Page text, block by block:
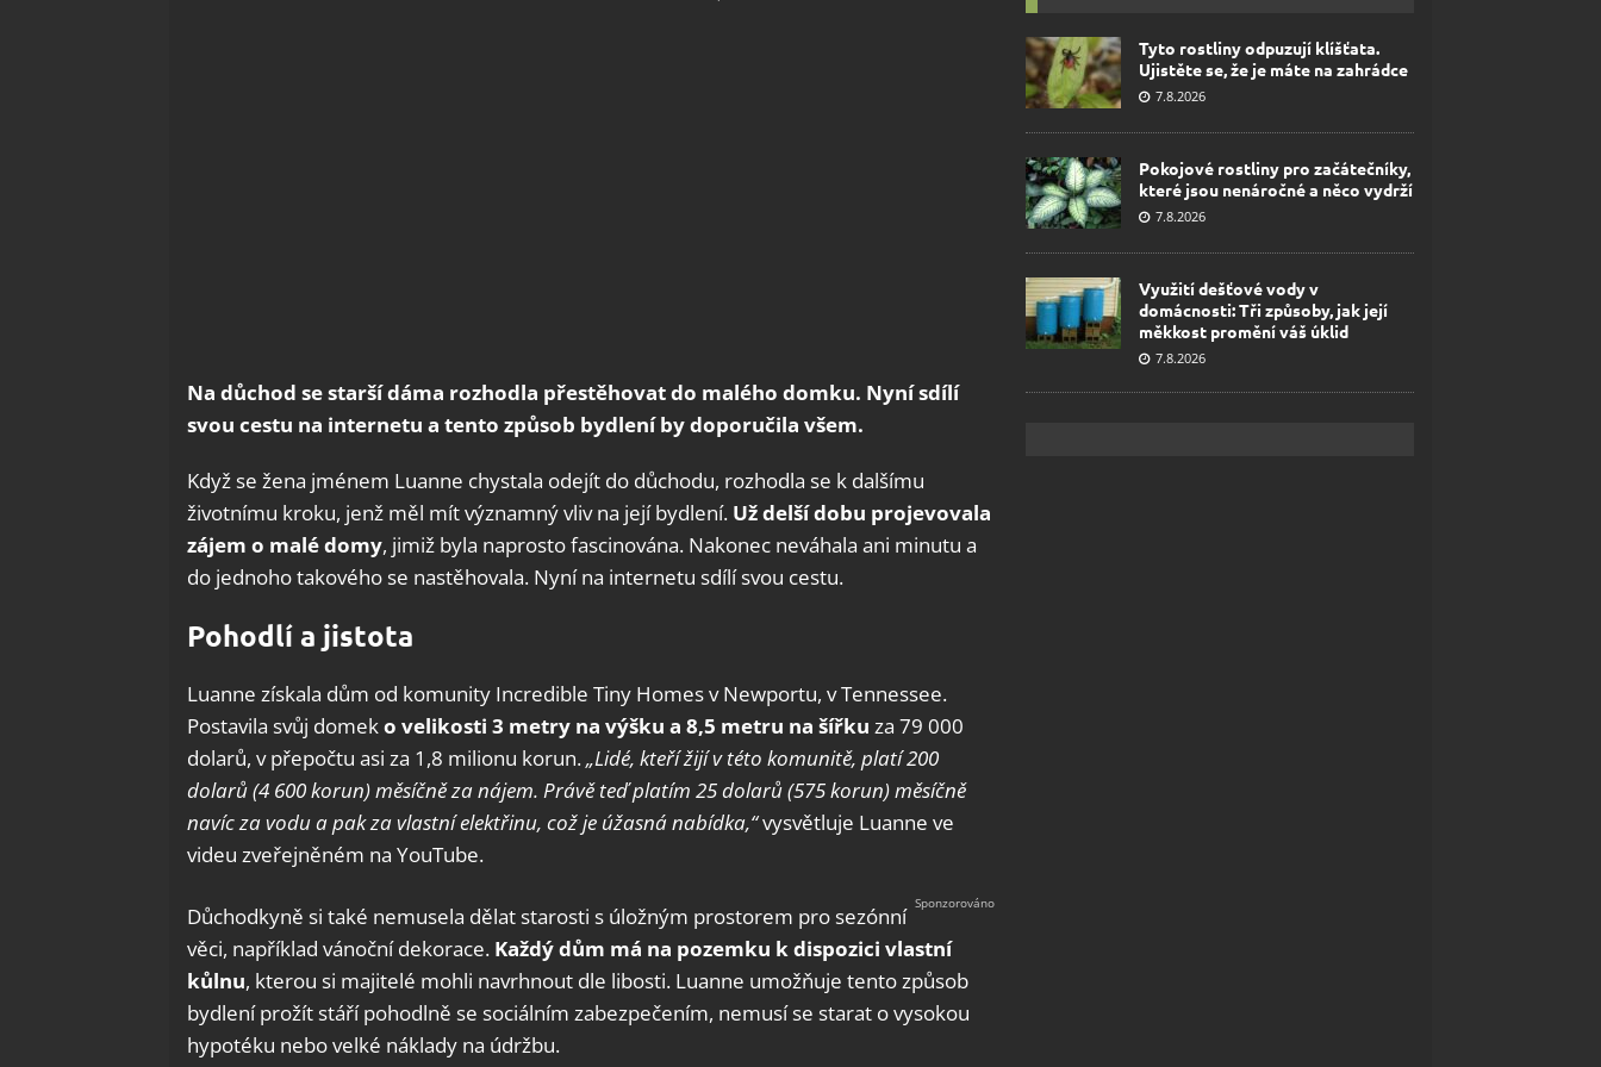
Na důchod se starší dáma rozhodla přestěhovat do malého domku. Nyní sdílí
svou cestu na internetu a tento způsob bydlení by doporučila všem.
Když se žena jménem Luanne chystala odejít do důchodu, rozhodla se k dalšímu
životnímu kroku, jenž měl mít významný vliv na její bydlení. Už delší dobu projevovala
zájem o malé domy, jimiž byla naprosto fascinována. Nakonec neváhala ani minutu a
do jednoho takového se nastěhovala. Nyní na internetu sdílí svou cestu.
Pohodlí a jistota
Luanne získala dům od komunity Incredible Tiny Homes v Newportu, v Tennessee.
Postavila svůj domeko velikosti 3 metry na výšku a 8,5 metru na šířku za 79 000
dolarů, v přepočtu asi za 1,8 milionu korun.„Lidé, kteří žijí v této komunitě, platí 200
dolarů (4 600 korun) měsíčně za nájem. Právě teď platím 25 dolarů (575 korun) měsíčně
navíc za vodu a pak za vlastní elektřinu, což je úžasná nabídka,“vysvětluje Luanne ve
videu zveřejněném na YouTube.
Důchodkyně si také nemusela dělat starosti s úložným prostorem pro sezónní
věci, například vánoční dekorace. Každý dům má na pozemku k dispozici vlastní
kůlnu, kterou si majitelé mohli navrhnout dle libosti. Luanne umožňuje tento způsob
bydlení prožít stáří pohodlně se sociálním zabezpečením, nemusí se starat o vysokou
hypotéku nebo velké náklady na údržbu.
Tyto rostliny odpuzují klíšťata.
Ujistěte se, že je máte na zahrádce
7.8.2026
Pokojové rostliny pro začátečníky,
které jsou nenáročné a něco vydrží
7.8.2026
Využití dešťové vody v
domácnosti: Tři způsoby, jak její
měkkost promění váš úklid
7.8.2026